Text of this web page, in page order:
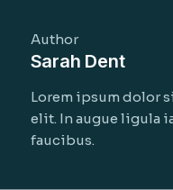
Author
Sarah Dent
Lorem ipsum dolor
elit. In augue ligula
faucibus.